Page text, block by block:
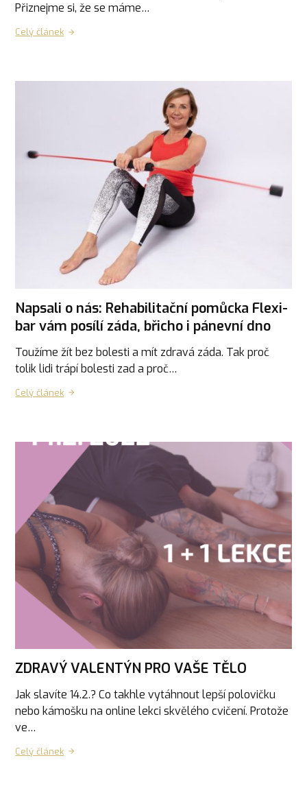
Přiznejme si, že se máme…
Celý článek
Napsali o nás: Rehabilitační pomůcka Flexi-
bar vám posílí záda, břicho i pánevní dno
Toužíme žít bez bolesti a mít zdravá záda. Tak proč
tolik lidi trápí bolesti zad a proč…
Celý článek
ZDRAVÝ VALENTÝN PRO VAŠE TĚLO
Jak slavíte 14.2.? Co takhle vytáhnout lepší polovičku
nebo kámošku na online lekci skvělého cvičení. Protože
ve…
Celý článek